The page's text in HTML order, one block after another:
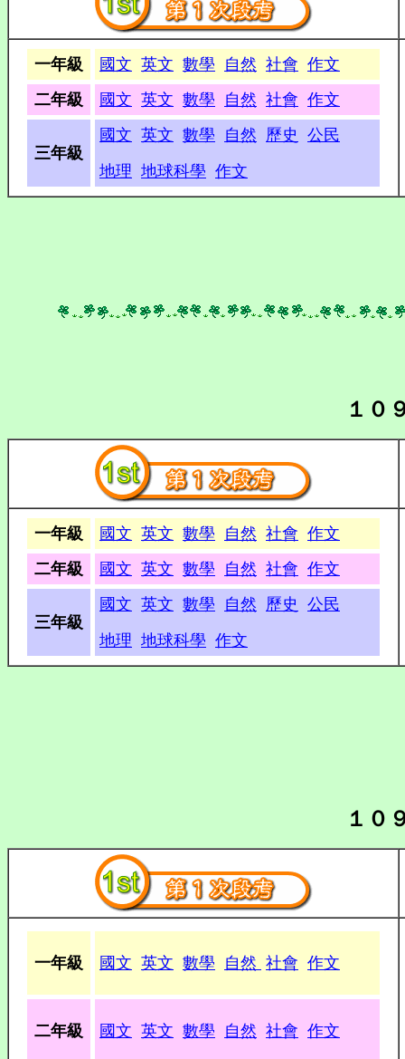
一年級 國文 英文 數學 自然 社會 作文
二年級
國文 英文 數學 自然 社會 作文
三年級
國文 英文 數學 自然 歷史
公民
地理 地球科學 作文
１０
一年級 國文 英文 數學 自然 社會 作文
二年級
國文 英文 數學 自然 社會 作文
三年級
國文 英文 數學 自然 歷史
公民
地理 地球科學 作文
１０
一年級 國文 英文 數學 自然 社會 作文
二年級 國文 英文 數學 自然 社會 作文